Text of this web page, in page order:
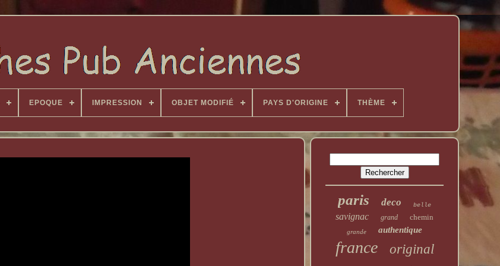
EPOQUE IMPRESSION OBJET MODIFIÉ PAYS D'ORIGINE THÈME
paris deco belle
savignac grand chemin
grande authentique
france original